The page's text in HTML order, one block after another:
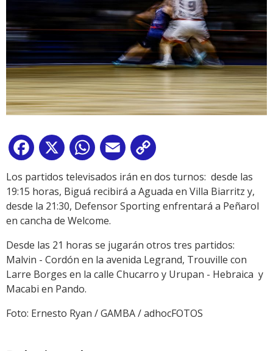
Facebook
X WhatsApp
Email
Link
Los partidos televisados irán en dos turnos: desde las
19:15 horas, Biguá recibirá a Aguada en Villa Biarritz y,
desde la 21:30, Defensor Sporting enfrentará a Peñarol
en cancha de Welcome.
Desde las 21 horas se jugarán otros tres partidos:
Malvin - Cordón en la avenida Legrand, Trouville con
Larre Borges en la calle Chucarro y Urupan - Hebraica y
Macabi en Pando.
Foto: Ernesto Ryan / GAMBA / adhocFOTOS